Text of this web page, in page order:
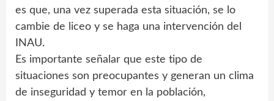
es que, una vez superada esta situación, se lo
cambie de liceo y se haga una intervención del
INAU.
Es importante señalar que este tipo de
situaciones son preocupantes y generan un clima
de inseguridad y temor en la población,